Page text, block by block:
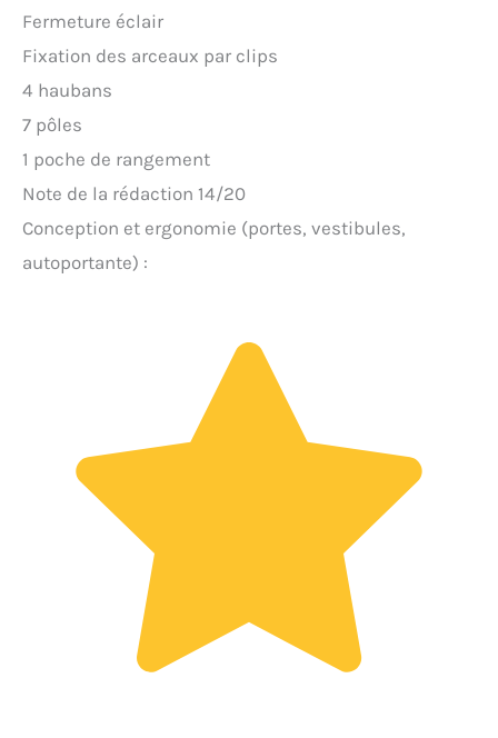
Fermeture éclair
Fixation des arceaux par clips
4 haubans
7 pôles
1 poche de rangement
Note de la rédaction 14/20
Conception et ergonomie (portes, vestibules,
autoportante) :